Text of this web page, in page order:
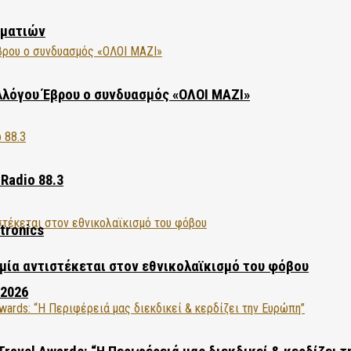
Έβρου ο συνδυασμός «ΟΛΟΙ ΜΑΖΙ»
88.3
αντιστέκεται στον εθνικολαϊκισμό του φόβου